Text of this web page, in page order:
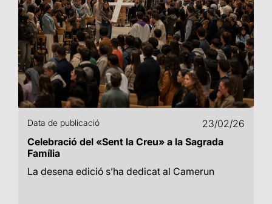
Data de publicació
23/02/26
Celebració del «Sent la Creu» a la Sagrada
Família
La desena edició s’ha dedicat al Camerun